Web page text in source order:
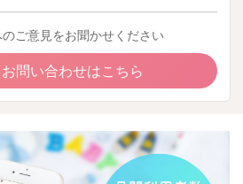
ご意見をお聞かせください
問い合わせはこちら